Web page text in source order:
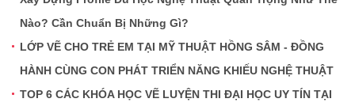
Nào? Cần Chuẩn Bị Những Gì?
LỚP VẼ CHO TRẺ EM TẠI MỸ THUẬT HỒNG SÂM - ĐỒNG
HÀNH CÙNG CON PHÁT TRIỂN NĂNG KHIẾU NGHỆ THUẬT
TOP 6 CÁC KHÓA HỌC VẼ LUYỆN THI ĐẠI HỌC UY TÍN TẠI